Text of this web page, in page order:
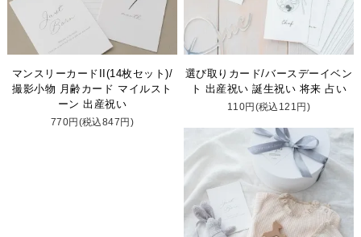
マンスリーカードII(14枚セット)/
撮影小物 月齢カード マイルスト
ーン 出産祝い
770円(税込847円)
選び取りカード/バースデーイベン
ト 出産祝い 誕生祝い 将来 占い
110円(税込121円)